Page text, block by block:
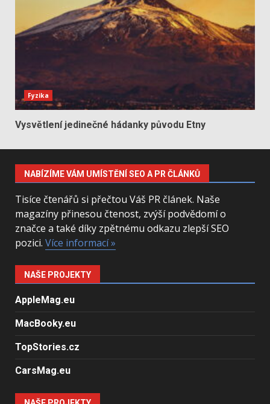
Fyzika
Vysvětlení jedinečné hádanky původu Etny
NABÍZÍME VÁM UMÍSTĚNÍ SEO A PR ČLÁNKŮ
Tisíce čtenářů si přečtou Váš PR článek. Naše
magazíny přinesou čtenost, zvýší podvědomí o
značce a také díky zpětnému odkazu zlepší SEO
pozici. Více informací »
NAŠE PROJEKTY
AppleMag.eu
MacBooky.eu
TopStories.cz
CarsMag.eu